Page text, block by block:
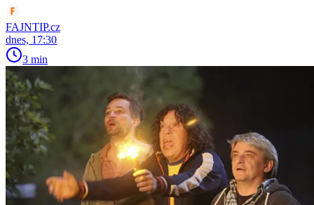
FAJNTIP.cz
dnes, 17:30
3 min